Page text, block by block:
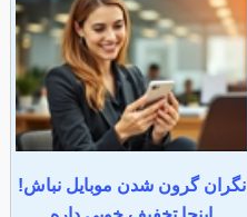
نگران گرون شدن موبایل نباش!